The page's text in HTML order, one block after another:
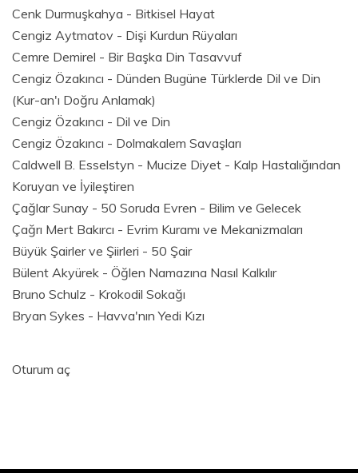
Cenk Durmuşkahya - Bitkisel Hayat
Cengiz Aytmatov - Dişi Kurdun Rüyaları
Cemre Demirel - Bir Başka Din Tasavvuf
Cengiz Özakıncı - Dünden Bugüne Türklerde Dil ve Din
(Kur-an'ı Doğru Anlamak)
Cengiz Özakıncı - Dil ve Din
Cengiz Özakıncı - Dolmakalem Savaşları
Caldwell B. Esselstyn - Mucize Diyet - Kalp Hastalığından
Koruyan ve İyileştiren
Çağlar Sunay - 50 Soruda Evren - Bilim ve Gelecek
Çağrı Mert Bakırcı - Evrim Kuramı ve Mekanizmaları
Büyük Şairler ve Şiirleri - 50 Şair
Bülent Akyürek - Öğlen Namazına Nasıl Kalkılır
Bruno Schulz - Krokodil Sokağı
Bryan Sykes - Havva'nın Yedi Kızı
Oturum aç